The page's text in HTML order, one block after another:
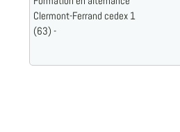
Clermont-Ferrand cedex 1
(63) -